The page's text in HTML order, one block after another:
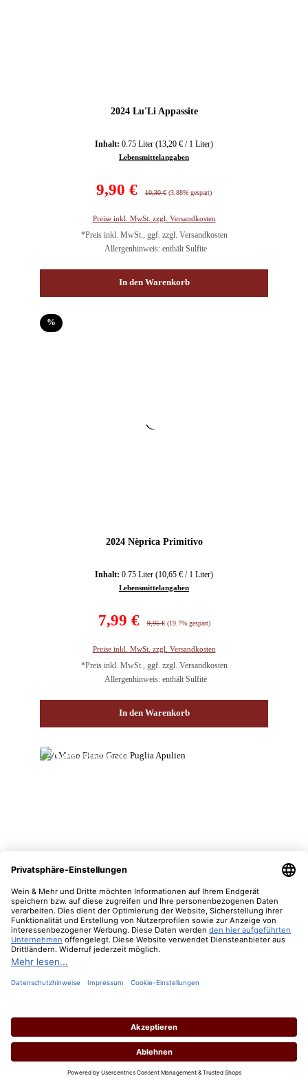
2024 Lu'Li Appassite
Inhalt: 0.75 Liter (13,20 € / 1 Liter)
Lebensmittelangaben
9,90 € Regulärer Preis:
10,30 € (3.88% gespart)
Preise inkl. MwSt. zzgl. Versandkosten
*Preis inkl. MwSt., ggf. zzgl. Versandkosten
Allergenhinweis: enthält Sulfite
In den Warenkorb
%Rabatt
2024 Nèprica Primitivo
Inhalt: 0.75 Liter (10,65 € / 1 Liter)
Lebensmittelangaben
7,99 € Regulärer Preis:
9,95 € (19.7% gespart)
Preise inkl. MwSt. zzgl. Versandkosten
*Preis inkl. MwSt., ggf. zzgl. Versandkosten
Allergenhinweis: enthält Sulfite
In den Warenkorb
Lebensmittelangaben
Regulärer Preis:
8,90 €
Preise inkl. MwSt. zzgl. Versandkosten